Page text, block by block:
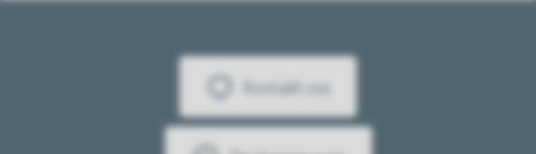
Kontakt oss